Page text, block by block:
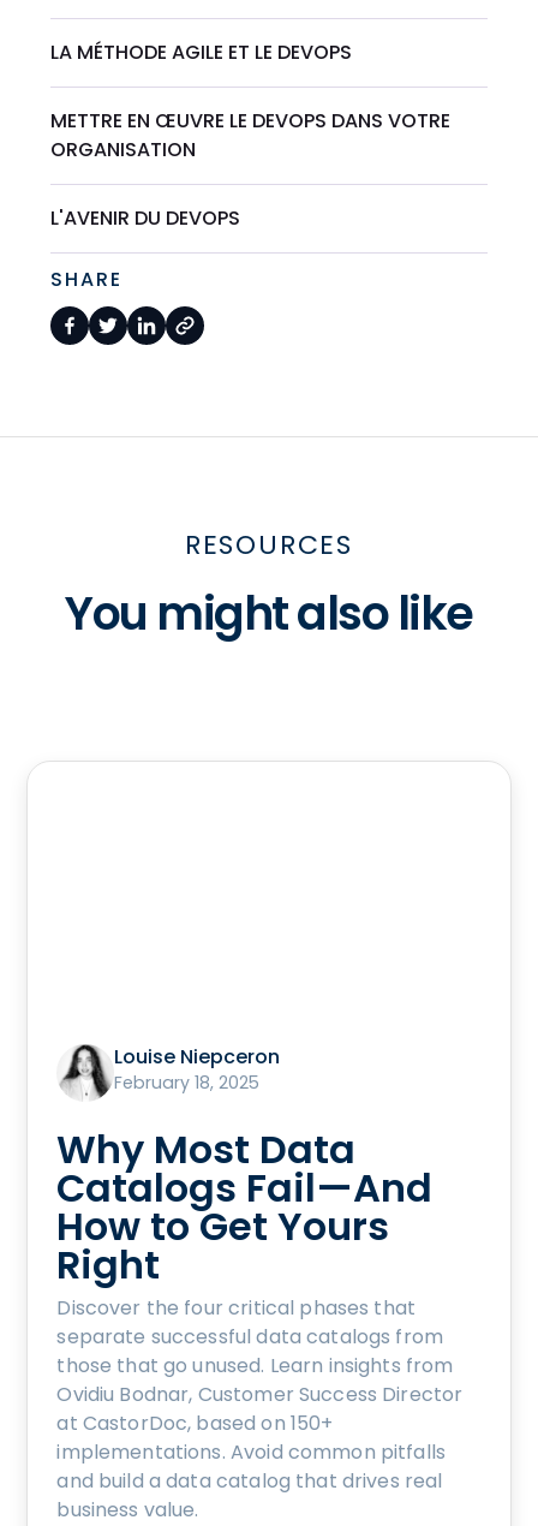
LA MÉTHODE AGILE ET LE DEVOPS
METTRE EN ŒUVRE LE DEVOPS DANS VOTRE
ORGANISATION
L'AVENIR DU DEVOPS
SHARE
RESOURCES
You might also like
Louise Niepceron
February 18, 2025
Why Most Data
Catalogs Fail—And
How to Get Yours
Right
Discover the four critical phases that
separate successful data catalogs from
those that go unused. Learn insights from
Ovidiu Bodnar, Customer Success Director
at CastorDoc, based on 150+
implementations. Avoid common pitfalls
and build a data catalog that drives real
business value.